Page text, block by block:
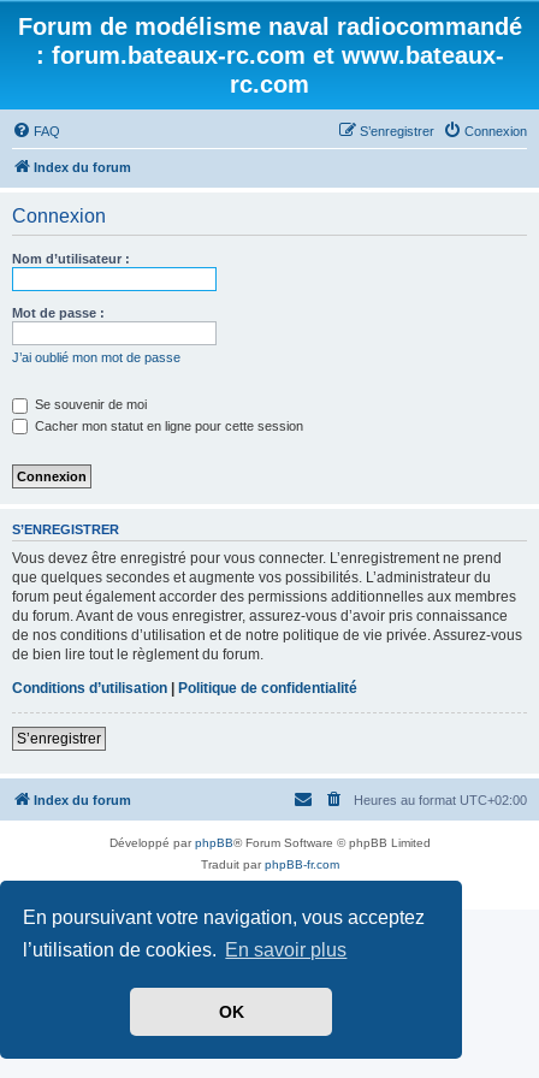
En poursuivant votre navigation, vous acceptez
l’utilisation de cookies. En savoir plus
OK
Forum de modélisme naval radiocommandé
: forum.bateaux-rc.com et www.bateaux-
rc.com
FAQ Connexion
S’enregistrer
Index du forum
Connexion
Nom d’utilisateur :
Mot de passe :
J’ai oublié mon mot de passe
Se souvenir de moi
Cacher mon statut en ligne pour cette session
S’ENREGISTRER
Vous devez être enregistré pour vous connecter. L’enregistrement ne prend
que quelques secondes et augmente vos possibilités. L’administrateur du
forum peut également accorder des permissions additionnelles aux membres
du forum. Avant de vous enregistrer, assurez-vous d’avoir pris connaissance
de nos conditions d’utilisation et de notre politique de vie privée. Assurez-vous
de bien lire tout le règlement du forum.
Conditions d’utilisation | Politique de confidentialité
S’enregistrer
Index du forum Heures au format UTC+02:00
Développé parphpBB® Forum Software © phpBB Limited
Traduit parphpBB-fr.com